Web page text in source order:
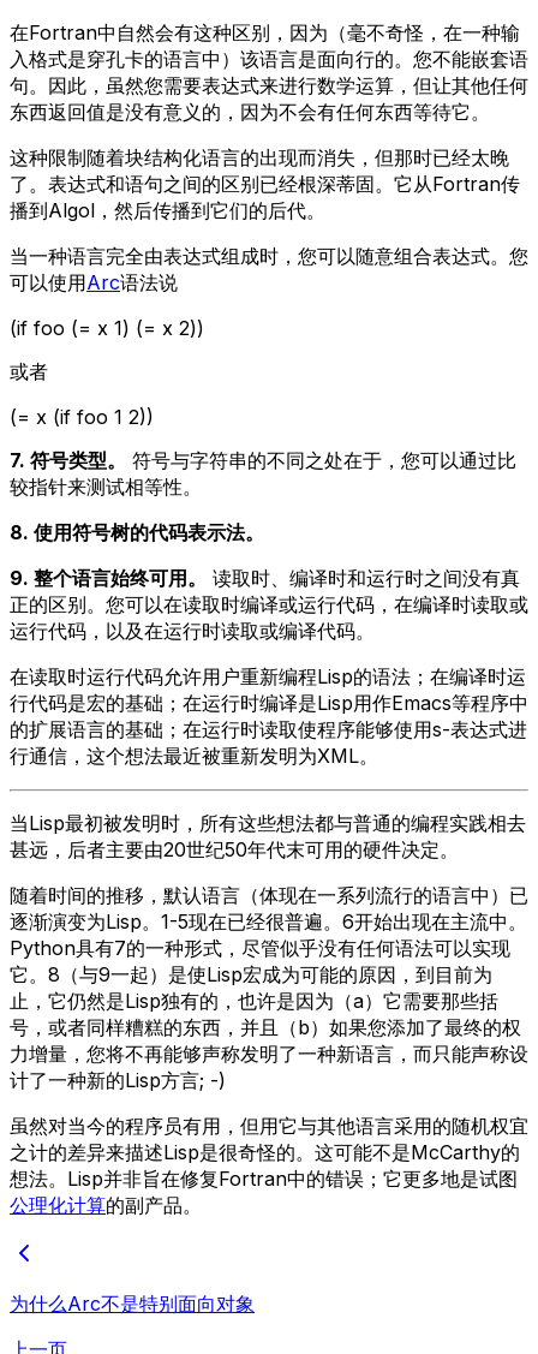
在Fortran中自然会有这种区别，因为（毫不奇怪，在一种输
入格式是穿孔卡的语言中）该语言是面向行的。您不能嵌套语
句。因此，虽然您需要表达式来进行数学运算，但让其他任何
东西返回值是没有意义的，因为不会有任何东西等待它。
这种限制随着块结构化语言的出现而消失，但那时已经太晚
了。表达式和语句之间的区别已经根深蒂固。它从Fortran传
播到Algol，然后传播到它们的后代。
当一种语言完全由表达式组成时，您可以随意组合表达式。您
可以使用Arc语法说
(if foo (= x 1) (= x 2))
或者
(= x (if foo 1 2))
7. 符号类型。
符号与字符串的不同之处在于，您可以通过比
较指针来测试相等性。
8. 使用符号树的代码表示法。
9. 整个语言始终可用。
读取时、编译时和运行时之间没有真
正的区别。您可以在读取时编译或运行代码，在编译时读取或
运行代码，以及在运行时读取或编译代码。
在读取时运行代码允许用户重新编程Lisp的语法；在编译时运
行代码是宏的基础；在运行时编译是Lisp用作Emacs等程序中
的扩展语言的基础；在运行时读取使程序能够使用s-表达式进
行通信，这个想法最近被重新发明为XML。
当Lisp最初被发明时，所有这些想法都与普通的编程实践相去
甚远，后者主要由20世纪50年代末可用的硬件决定。
随着时间的推移，默认语言（体现在一系列流行的语言中）已
逐渐演变为Lisp。1-5现在已经很普遍。6开始出现在主流中。
Python具有7的一种形式，尽管似乎没有任何语法可以实现
它。8（与9一起）是使Lisp宏成为可能的原因，到目前为
止，它仍然是Lisp独有的，也许是因为（a）它需要那些括
号，或者同样糟糕的东西，并且（b）如果您添加了最终的权
力增量，您将不再能够声称发明了一种新语言，而只能声称设
计了一种新的Lisp方言; -)
虽然对当今的程序员有用，但用它与其他语言采用的随机权宜
之计的差异来描述Lisp是很奇怪的。这可能不是McCarthy的
想法。Lisp并非旨在修复Fortran中的错误；它更多地是试图
公理化计算的副产品。
为什么Arc不是特别面向对象
上一页